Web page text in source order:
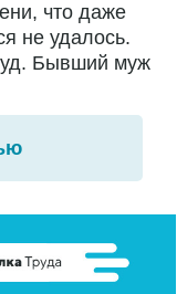
что даже
не удалось.
Бывший муж